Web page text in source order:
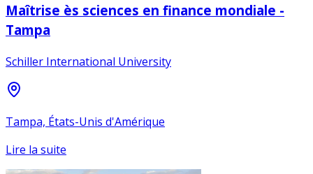
Maîtrise ès sciences en finance mondiale -
Tampa
Schiller International University
Tampa, États-Unis d'Amérique
Lire la suite